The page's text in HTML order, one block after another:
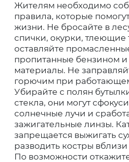
Жителям необходимо
правила, которые
жизни. Не бросайте в
спички, окурки, тлеющие
оставляйте
пропитанные бензином
материалы. Не
горючим при
Убирайте с полян
стекла, они могут
солнечные лучи и
зажигательные линзы.
запрещается выжигать
разводить костры
По возможности